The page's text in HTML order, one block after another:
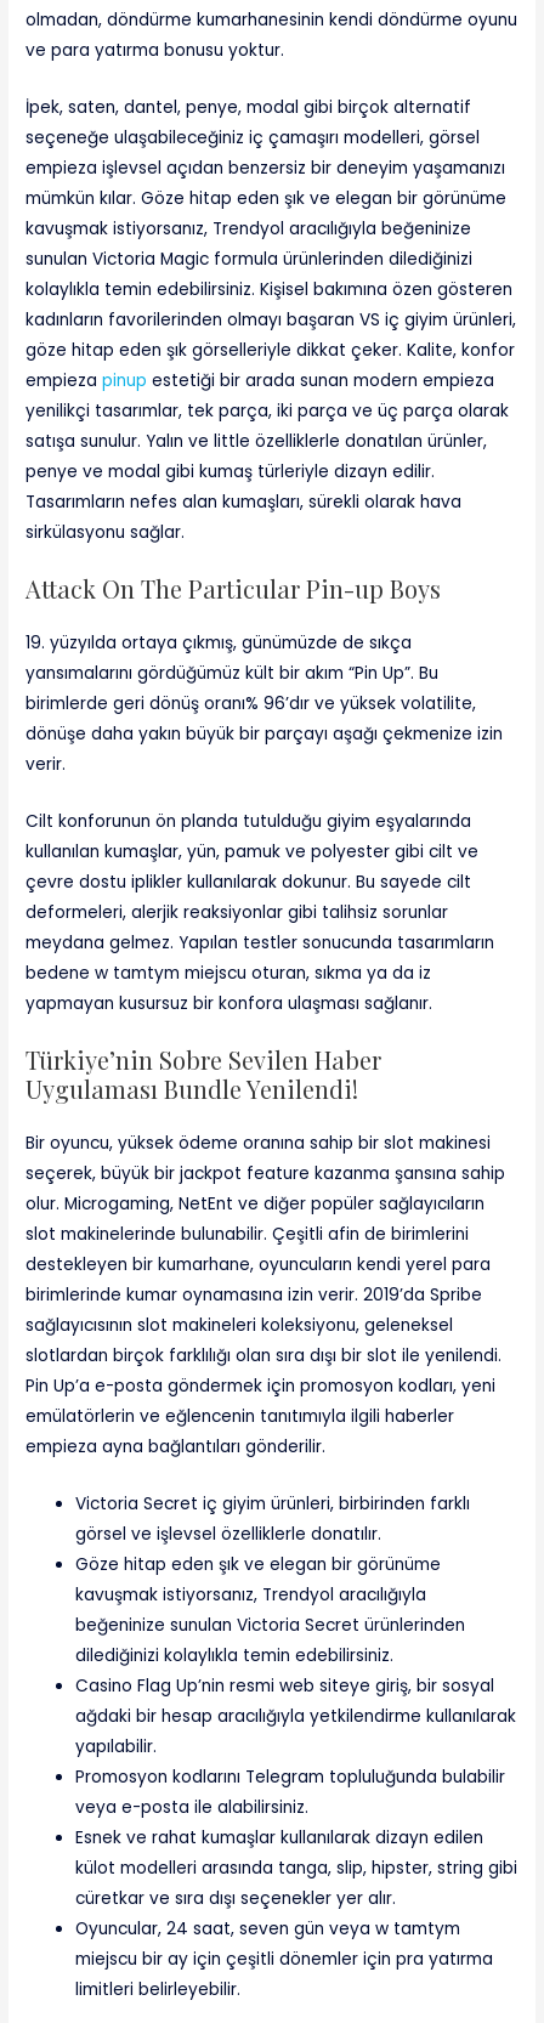
olmadan, döndürme kumarhanesinin kendi döndürme oyunu
ve para yatırma bonusu yoktur.
İpek, saten, dantel, penye, modal gibi birçok alternatif
seçeneğe ulaşabileceğiniz iç çamaşırı modelleri, görsel
empieza işlevsel açıdan benzersiz bir deneyim yaşamanızı
mümkün kılar. Göze hitap eden şık ve elegan bir görünüme
kavuşmak istiyorsanız, Trendyol aracılığıyla beğeninize
sunulan Victoria Magic formula ürünlerinden dilediğinizi
kolaylıkla temin edebilirsiniz. Kişisel bakımına özen gösteren
kadınların favorilerinden olmayı başaran VS iç giyim ürünleri,
göze hitap eden şık görselleriyle dikkat çeker. Kalite, konfor
empiezapinup estetiği bir arada sunan modern empieza
yenilikçi tasarımlar, tek parça, iki parça ve üç parça olarak
satışa sunulur. Yalın ve little özelliklerle donatılan ürünler,
penye ve modal gibi kumaş türleriyle dizayn edilir.
Tasarımların nefes alan kumaşları, sürekli olarak hava
sirkülasyonu sağlar.
Attack On The Particular Pin-up Boys
19. yüzyılda ortaya çıkmış, günümüzde de sıkça
yansımalarını gördüğümüz kült bir akım “Pin Up”. Bu
birimlerde geri dönüş oranı% 96’dır ve yüksek volatilite,
dönüşe daha yakın büyük bir parçayı aşağı çekmenize izin
verir.
Cilt konforunun ön planda tutulduğu giyim eşyalarında
kullanılan kumaşlar, yün, pamuk ve polyester gibi cilt ve
çevre dostu iplikler kullanılarak dokunur. Bu sayede cilt
deformeleri, alerjik reaksiyonlar gibi talihsiz sorunlar
meydana gelmez. Yapılan testler sonucunda tasarımların
bedene w tamtym miejscu oturan, sıkma ya da iz
yapmayan kusursuz bir konfora ulaşması sağlanır.
Türkiye’nin Sobre Sevilen Haber
Uygulaması Bundle Yenilendi!
Bir oyuncu, yüksek ödeme oranına sahip bir slot makinesi
seçerek, büyük bir jackpot feature kazanma şansına sahip
olur. Microgaming, NetEnt ve diğer popüler sağlayıcıların
slot makinelerinde bulunabilir. Çeşitli afin de birimlerini
destekleyen bir kumarhane, oyuncuların kendi yerel para
birimlerinde kumar oynamasına izin verir. 2019’da Spribe
sağlayıcısının slot makineleri koleksiyonu, geleneksel
slotlardan birçok farklılığı olan sıra dışı bir slot ile yenilendi.
Pin Up’a e-posta göndermek için promosyon kodları, yeni
emülatörlerin ve eğlencenin tanıtımıyla ilgili haberler
empieza ayna bağlantıları gönderilir.
Victoria Secret iç giyim ürünleri, birbirinden farklı
görsel ve işlevsel özelliklerle donatılır.
Göze hitap eden şık ve elegan bir görünüme
kavuşmak istiyorsanız, Trendyol aracılığıyla
beğeninize sunulan Victoria Secret ürünlerinden
dilediğinizi kolaylıkla temin edebilirsiniz.
Casino Flag Up’nin resmi web siteye giriş, bir sosyal
ağdaki bir hesap aracılığıyla yetkilendirme kullanılarak
yapılabilir.
Promosyon kodlarını Telegram topluluğunda bulabilir
veya e-posta ile alabilirsiniz.
Esnek ve rahat kumaşlar kullanılarak dizayn edilen
külot modelleri arasında tanga, slip, hipster, string gibi
cüretkar ve sıra dışı seçenekler yer alır.
Oyuncular, 24 saat, seven gün veya w tamtym
miejscu bir ay için çeşitli dönemler için pra yatırma
limitleri belirleyebilir.